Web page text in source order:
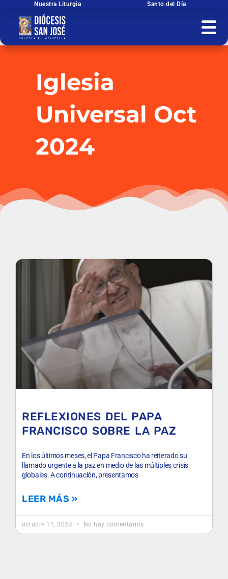
contenido
Nuestra Liturgia Santo del Día
Iglesia
Universal Oct
2024
REFLEXIONES DEL PAPA
FRANCISCO SOBRE LA PAZ
En los últimos meses, el Papa Francisco ha reiterado su
llamado urgente a la paz en medio de las múltiples crisis
globales. A continuación, presentamos
LEER MÁS »
octubre 11, 2024 No hay comentarios